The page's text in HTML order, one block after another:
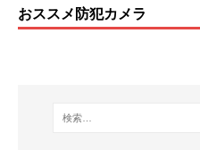
おススメ防犯カメラ